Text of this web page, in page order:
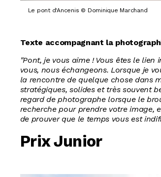
Le pont d'Ancenis © Dominique Marchand
Texte accompagnant la
"Pont, je vous aime ! Vous êtes le
vous, nous échangeons. Lorsque je
la rencontre de quelque chose dans
stratégiques, solides et très souvent
regard de photographe lorsque le
recherche pour prendre votre image,
de prouver que le temps vous est
Prix Junior